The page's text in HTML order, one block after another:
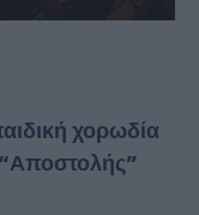
χορωδία